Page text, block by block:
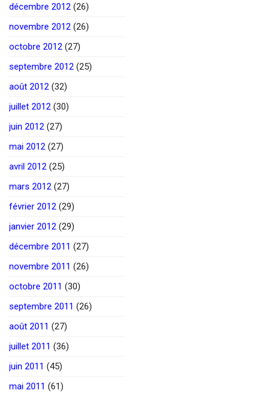
décembre 2012 (26)
novembre 2012 (26)
octobre 2012 (27)
septembre 2012 (25)
août 2012 (32)
juillet 2012 (30)
juin 2012 (27)
mai 2012 (27)
avril 2012 (25)
mars 2012 (27)
février 2012 (29)
janvier 2012 (29)
décembre 2011 (27)
novembre 2011 (26)
octobre 2011 (30)
septembre 2011 (26)
août 2011 (27)
juillet 2011 (36)
juin 2011 (45)
mai 2011 (61)